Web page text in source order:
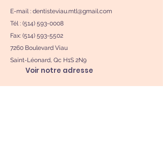
E-mail : dentisteviau.mtl@gmail.com
Tél : (514) 593-0008
Fax: (514) 593-5502
7260 Boulevard Viau
Saint-Léonard, Qc H1S 2N9
Voir notre adresse